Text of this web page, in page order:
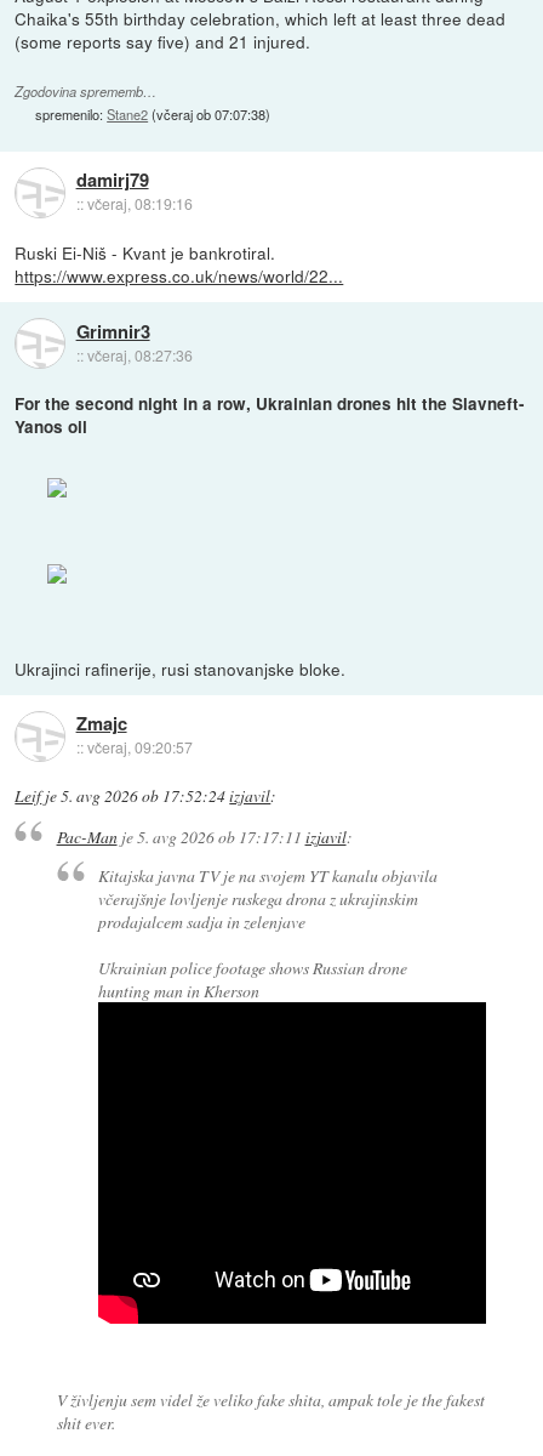
Chaika's 55th birthday celebration, which left at least three dead
(some reports say five) and 21 injured.
Zgodovina sprememb…
spremenilo:Stane2(včeraj ob 07:07:38)
damirj79
::včeraj, 08:19:16
Ruski Ei-Niš - Kvant je bankrotiral.
https://www.express.co.uk/news/world/22...
Grimnir3
::včeraj, 08:27:36
For the second night in a row, Ukrainian drones hit the Slavneft-
Yanos oil
Ukrajinci rafinerije, rusi stanovanjske bloke.
Zmajc
::včeraj, 09:20:57
Leifje5. avg 2026 ob 17:52:24izjavil:
Pac-Manje5. avg 2026 ob 17:17:11 izjavil:
Kitajska javna TV je na svojem YT kanalu objavila
včerajšnje lovljenje ruskega drona z ukrajinskim
prodajalcem sadja in zelenjave
Ukrainian police footage shows Russian drone
hunting man in Kherson
V življenju sem videl že veliko fake shita, ampak tole je the fakest
shit ever.